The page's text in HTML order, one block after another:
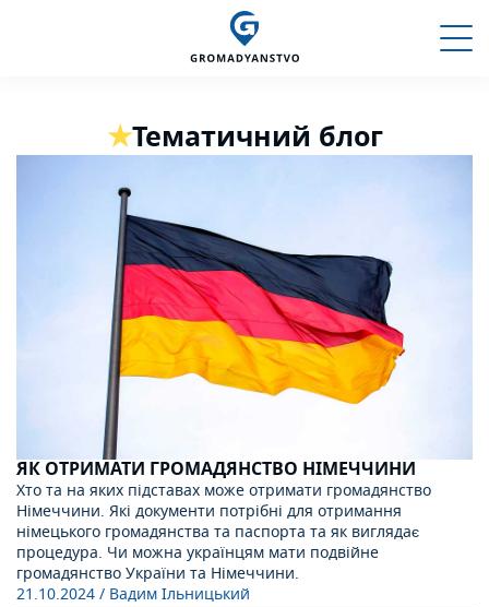
Тематичний блог
ЯК ОТРИМАТИ ГРОМАДЯНСТВО НІМЕЧЧИНИ
Хто та на яких підставах може отримати громадянство
Німеччини. Які документи потрібні для отримання
німецького громадянства та паспорта та як виглядає
процедура. Чи можна українцям мати подвійне
громадянство України та Німеччини.
21.10.2024/ Вадим Ільницький